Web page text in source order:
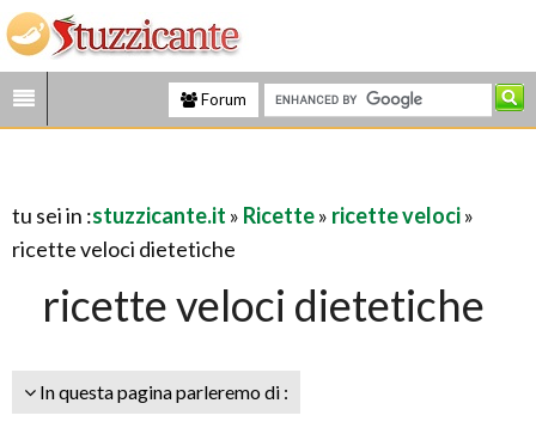
Forum
tu sei in :stuzzicante.it » Ricette» ricette veloci»
ricette veloci dietetiche
ricette veloci dietetiche
In questa pagina parleremo di :